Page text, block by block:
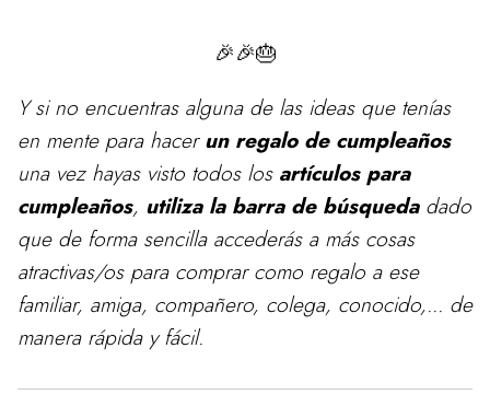
🎉🎉🎂
Y si no encuentras alguna de las ideas que tenías
en mente para hacerun regalo de cumpleaños
una vez hayas visto todos los artículos para
cumpleaños, utiliza la barra de búsquedadado
que de forma sencilla accederás a más cosas
atractivas/os para comprar como regalo a ese
familiar, amiga, compañero, colega, conocido,... de
manera rápida y fácil.